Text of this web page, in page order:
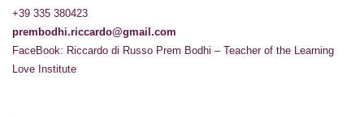
+39 335 380423
prembodhi.riccardo@gmail.com
FaceBook: Riccardo di Russo Prem Bodhi – Teacher of the Learning
Love Institute